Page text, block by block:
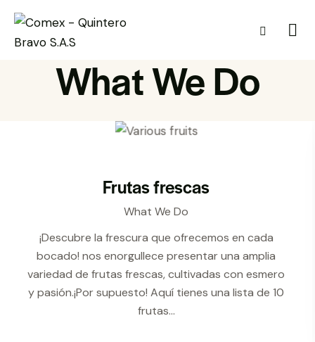
What We Do
Frutas frescas
What We Do
¡Descubre la frescura que ofrecemos en cada
bocado! nos enorgullece presentar una amplia
variedad de frutas frescas, cultivadas con esmero
y pasión.¡Por supuesto! Aquí tienes una lista de 10
frutas…